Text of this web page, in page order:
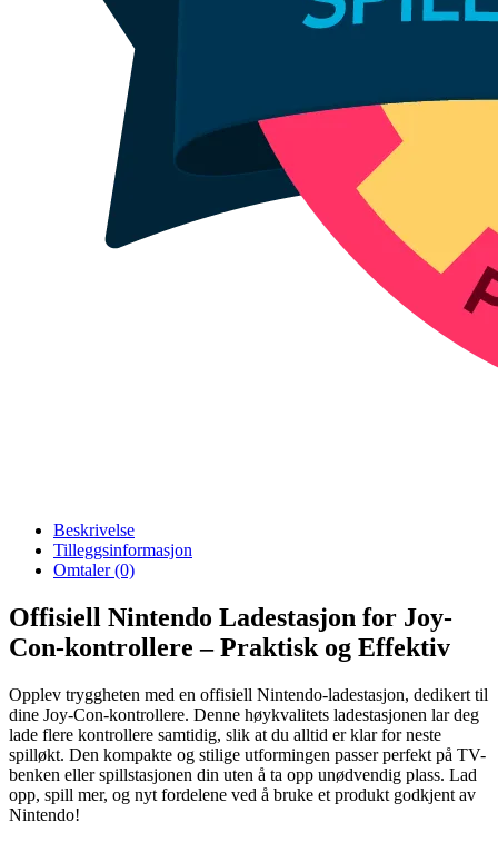
Beskrivelse
Tilleggsinformasjon
Omtaler (0)
Offisiell Nintendo Ladestasjon for Joy-
Con-kontrollere – Praktisk og Effektiv
Opplev tryggheten med en offisiell Nintendo-ladestasjon, dedikert til
dine Joy-Con-kontrollere. Denne høykvalitets ladestasjonen lar deg
lade flere kontrollere samtidig, slik at du alltid er klar for neste
spilløkt. Den kompakte og stilige utformingen passer perfekt på TV-
benken eller spillstasjonen din uten å ta opp unødvendig plass. Lad
opp, spill mer, og nyt fordelene ved å bruke et produkt godkjent av
Nintendo!